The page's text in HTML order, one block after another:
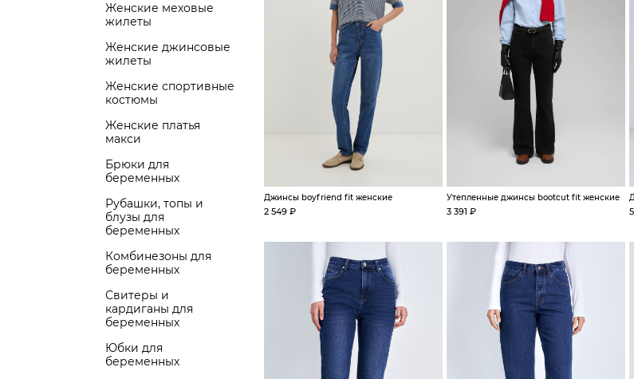
Женские меховые
жилеты
Женские джинсовые
жилеты
Женские спортивные
костюмы
Женские платья
макси
Брюки для
беременных
Рубашки, топы и
блузы для
беременных
Комбинезоны для
беременных
Свитеры и
кардиганы для
беременных
Юбки для
беременных
Джинсы boyfriend fit женские
2 549 ₽
Утепленные джинсы bootcut fit женские
3 391 ₽